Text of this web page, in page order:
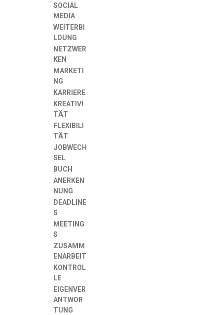
SOCIAL
MEDIA
WEITERBI
LDUNG
NETZWER
KEN
MARKETI
NG
KARRIERE
KREATIVI
TÄT
FLEXIBILI
TÄT
JOBWECH
SEL
BUCH
ANERKEN
NUNG
DEADLINE
S
MEETING
S
ZUSAMM
ENARBEIT
KONTROL
LE
EIGENVER
ANTWOR
TUNG